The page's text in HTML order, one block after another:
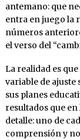
antemano: que
entra en juego la
números
el verso del
La realidad es
variable de
sus planes
resultados que
detalle: uno de
comprensión y